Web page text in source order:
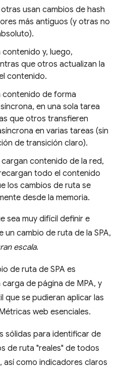
usan cambios de hash
más antiguos (y otras no
contenido y, luego,
que otros actualizan la
contenido.
contenido de forma
en una sola tarea
que otros transfieren
en varias tareas (sin
de transición claro).
cargan contenido de la red,
todo el contenido
los cambios de ruta se
desde la memoria.
sea muy difícil definir e
cambio de ruta de la SPA,
escala.
de ruta de SPA es
de página de MPA, y
que se pudieran aplicar las
web esenciales.
sólidas para identificar de
de ruta "reales" de todos
así como indicadores claros